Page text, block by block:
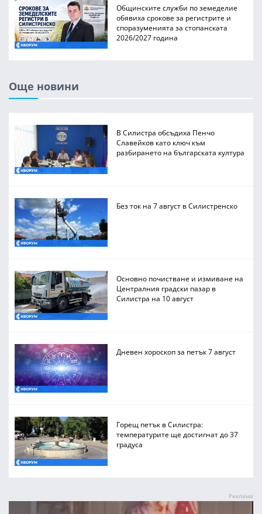
Общинските служби по земеделие
обявиха срокове за регистрите и
споразуменията за стопанската
2026/2027 година
Още новини
В Силистра обсъдиха Пенчо
Славейков като ключ към
разбирането на българската култура
Без ток на 7 август в Силистренско
Основно почистване и измиване на
Централния градски пазар в
Силистра на 10 август
Дневен хороскоп за петък 7 август
Горещ петък в Силистра:
температурите ще достигнат до 37
градуса